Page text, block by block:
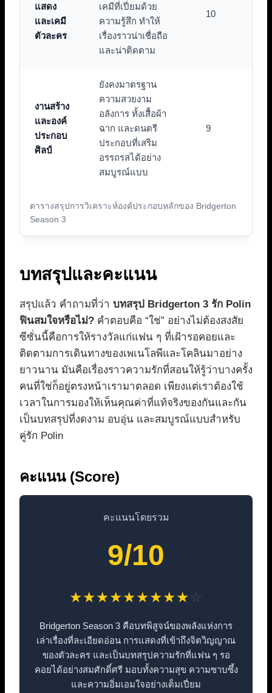
ตารางสรุปการวิเคราะห์องค์ประกอบหลักของ Bridgerton
Season 3
แสดง
และเคมี
ตัวละคร
เคมีที่เปี่ยมด้วย
ความรู้สึก ทำให้
เรื่องราวน่าเชื่อถือ
และน่าติดตาม
10
งานสร้าง
และองค์
ประกอบ
ศิลป์
ยังคงมาตรฐาน
ความสวยงาม
อลังการ ทั้งเสื้อผ้า
ฉาก และดนตรี
ประกอบที่เสริม
อรรถรสได้อย่าง
สมบูรณ์แบบ
9
บทสรุปและคะแนน
สรุปแล้ว คำถามที่ว่า บทสรุป Bridgerton 3 รัก Polin
ฟินสมใจหรือไม่? คำตอบคือ “ใช่” อย่างไม่ต้องสงสัย
ซีซั่นนี้คือการให้รางวัลแก่แฟน ๆ ที่เฝ้ารอคอยและ
ติดตามการเดินทางของเพเนโลพีและโคลินมาอย่าง
ยาวนาน มันคือเรื่องราวความรักที่สอนให้รู้ว่าบางครั้ง
คนที่ใช่ก็อยู่ตรงหน้าเรามาตลอด เพียงแต่เราต้องใช้
เวลาในการมองให้เห็นคุณค่าที่แท้จริงของกันและกัน
เป็นบทสรุปที่งดงาม อบอุ่น และสมบูรณ์แบบสำหรับ
คู่รัก Polin
คะแนน (Score)
คะแนนโดยรวม
9/10
★★★★★★★★★☆
Bridgerton Season 3 คือบทพิสูจน์ของพลังแห่งการ
เล่าเรื่องที่ละเอียดอ่อน การแสดงที่เข้าถึงจิตวิญญาณ
ของตัวละคร และเป็นบทสรุปความรักที่แฟน ๆ รอ
คอยได้อย่างสมศักดิ์ศรี มอบทั้งความสุข ความซาบซึ้ง
และความอิ่มเอมใจอย่างเต็มเปี่ยม